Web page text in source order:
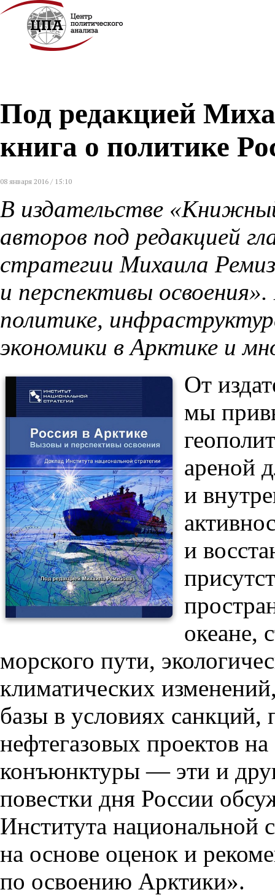
Под редакцией
книга о политике
08 января 2016 / 15:10
В издательстве
авторов под редакцией
стратегии Михаила
и перспективы
политике,
экономики в Арктике и
От
мы
ареной
и
и
океане,
морского пути,
климатических
базы в условиях санкций,
нефтегазовых проектов
конъюнктуры — эти и
повестки дня России
Института национальной
на основе оценок и
по освоению Арктики».